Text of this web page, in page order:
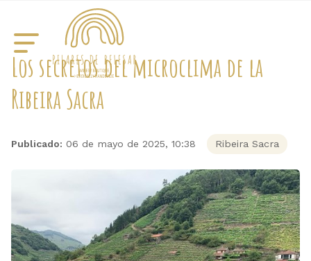
Los secretos del microclima de la
Ribeira Sacra
Publicado: 06 de mayo de 2025, 10:38 Ribeira Sacra